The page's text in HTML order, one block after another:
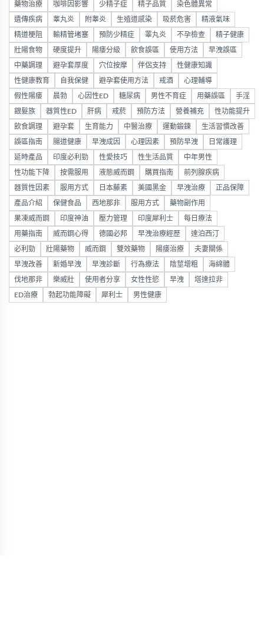
藥物治療 咖啡因影響 少精子症 精子品質 染色體異常
遺傳疾病 睾丸炎 附睾炎 生殖道感染 吸菸危害 精液氣味
精道梗阻 輸精管堵塞 預防少精症 睪丸炎 不孕檢查 精子健康
壯陽食物 硬度提升 陽痿分級 飲食誤區 使用方法 早洩誤區
中藥調理 避孕套厚度 穴位按摩 伴侶支持 性健康知識
性健康教育 自我保健 避孕套使用方法 戒酒 心理輔導
假性陽痿 晨勃 心因性ED 糖尿病 男性不育症 用藥誤區 手淫
銀髮族 器質性ED 肝病 戒菸 預防方法 營養補充 性功能提升
飲食調理 避孕套 生育能力 中醫治療 運動鍛鍊 生活習慣改善
誤區指南 腸道健康 早洩成因 心理因素 預防早洩 日常護理
延時產品 印度必利勁 性愛技巧 性生活品質 中年男性
性功能下降 按需服用 液態威而鋼 購買指南 前列腺疾病
器質性因素 服用方式 日本藤素 美國黑金 早洩治療 正品保障
產品介紹 保健食品 西地那非 服用方式 藥物副作用
果凍威而鋼 印度神油 壓力管理 印度犀利士 每日療法
用藥指南 威而鋼心得 德國必邦 早洩治療經歷 達泊西汀
必利勁 壯陽藥物 威而鋼 雙效藥物 陽痿治療 夫妻關係
早洩改善 新婚早洩 早洩診斷 行為療法 陰莖增粗 海綿體
伐地那非 樂威壯 使用者分享 女性性慾 早洩 塔達拉非
ED治療 勃起功能障礙 犀利士 男性健康